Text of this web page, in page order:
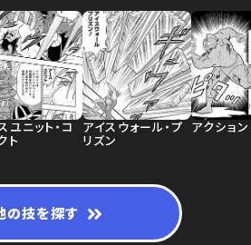
ユニット・コ
ト
アイスウォール・プ
リズン
アクション
の技を探す